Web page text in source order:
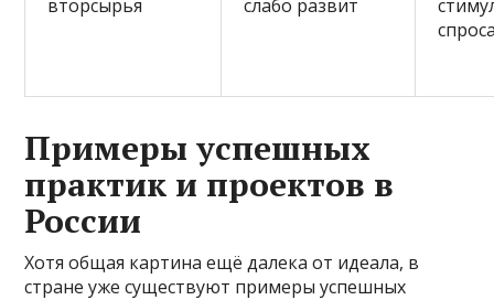
вторсырья
слабо развит
Примеры успешных
практик и проектов в
России
Хотя общая картина ещё далека от идеала, в
стране уже существуют примеры успешных